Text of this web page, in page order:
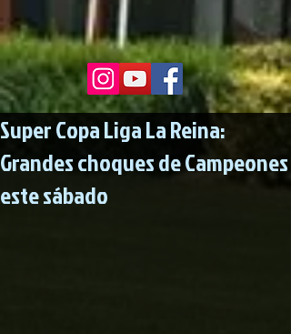
Super Copa Liga La Reina:
Grandes choques de Campeones
este sábado